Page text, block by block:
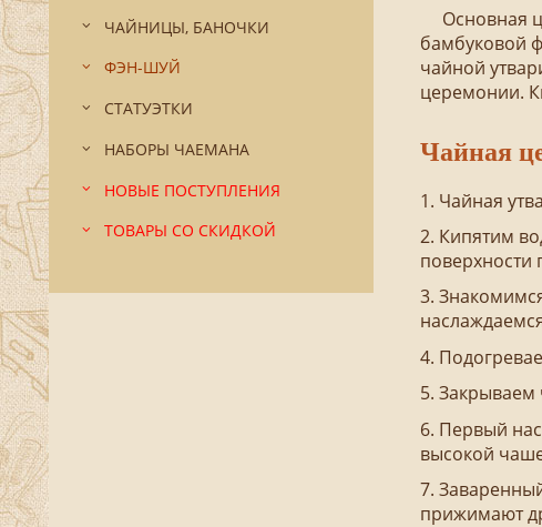
ЧАЙНИЦЫ, БАНОЧКИ
ФЭН-ШУЙ
СТАТУЭТКИ
НАБОРЫ ЧАЕМАНА
НОВЫЕ ПОСТУПЛЕНИЯ
ТОВАРЫ СО СКИДКОЙ
Основная
бамбуковой
чайной
церемонии.
Чайная
1. Чайная
2. Кипятим
поверхности
3.
4.
5. Закрываем
6. Первый
высокой
7.
прижимают